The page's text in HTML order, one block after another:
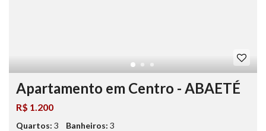
Apartamento em Centro - ABAETÉ
R$ 1.200
Quartos: 3 Banheiros: 3